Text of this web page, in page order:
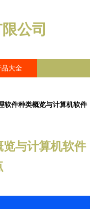
公司
品大全
软件种类概览与计算机软件
与计算机软件